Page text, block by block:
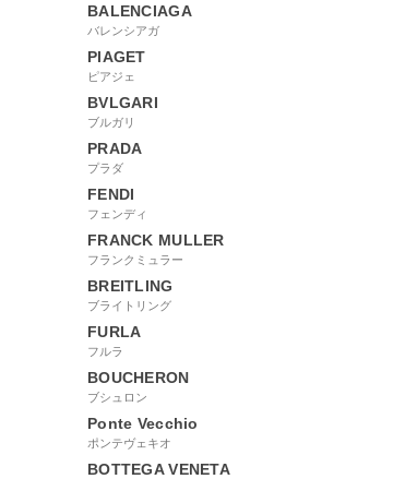
BALENCIAGA
バレンシアガ
PIAGET
ピアジェ
BVLGARI
ブルガリ
PRADA
プラダ
FENDI
フェンディ
FRANCK MULLER
フランクミュラー
BREITLING
ブライトリング
FURLA
フルラ
BOUCHERON
ブシュロン
Ponte Vecchio
ポンテヴェキオ
BOTTEGA VENETA